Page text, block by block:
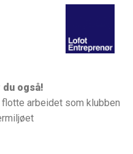
også!
arbeidet som klubben